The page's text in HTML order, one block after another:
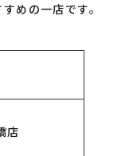
めの一店です。
店